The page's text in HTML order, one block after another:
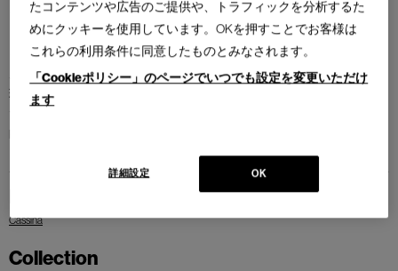
イナレッド、グリーン、ホワイトに塗装されたメタルフレームと豊富な
ファブリック、レザーを組み合わせ、さまざまな色のコンビネーション
を選択できるようにしました。 デザインコンセプトと特徴的で魅力的な
見た目を継承したまま、その構造と素材は完全に再開発されています。
環境への影響を低減しより快適にすることを目的とした環境配慮型仕様
Cassina
Collection
たコンテンツや広告のご提供や、トラフィックを分析するた
めにクッキーを使用しています。OKを押すことでお客様は
これらの利用条件に同意したものとみなされます。
「Cookieポリシー」のページでいつでも設定を変更いただけ
ます
OK
詳細設定